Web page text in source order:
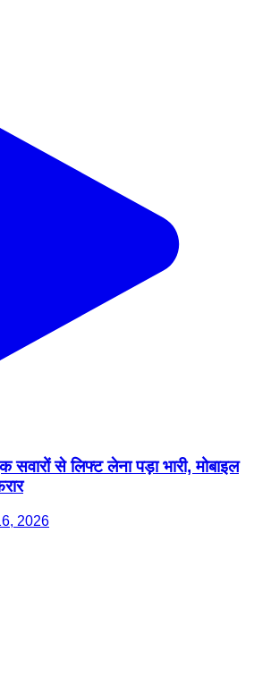
सवारों से लिफ्ट लेना पड़ा भारी, मोबाइल